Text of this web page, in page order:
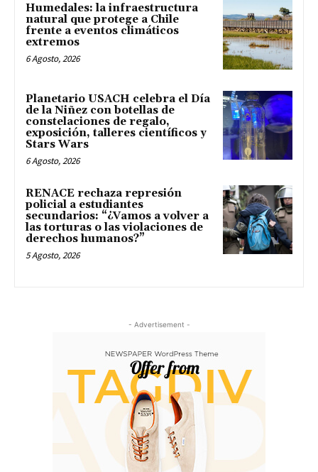
Humedales: la infraestructura
natural que protege a Chile
frente a eventos climáticos
extremos
6 Agosto, 2026
Planetario USACH celebra el Día
de la Niñez con botellas de
constelaciones de regalo,
exposición, talleres científicos y
Stars Wars
6 Agosto, 2026
RENACE rechaza represión
policial a estudiantes
secundarios: “¿Vamos a volver a
las torturas o las violaciones de
derechos humanos?”
5 Agosto, 2026
- Advertisement -